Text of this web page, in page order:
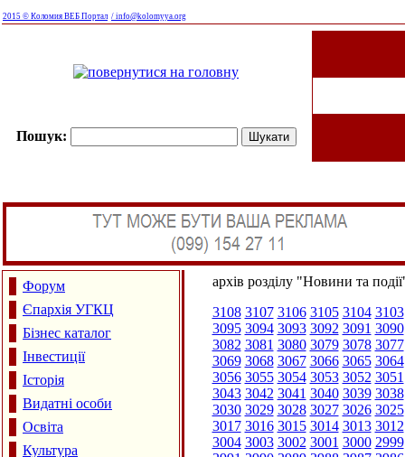
2015 © Коломия ВЕБ Портал / info@kolomyya.org
Пошук:
Форум
Єпархія УГКЦ
Бізнес каталог
Інвестиції
Історія
Видатні особи
Освіта
Культура
архів розділу "Новини та
3108 3107 3106 3105 3104 3103
3095 3094 3093 3092 3091 3090
3082 3081 3080 3079 3078 3077
3069 3068 3067 3066 3065 3064
3056 3055 3054 3053 3052 3051
3043 3042 3041 3040 3039 3038
3030 3029 3028 3027 3026 3025
3017 3016 3015 3014 3013 3012
3004 3003 3002 3001 3000 2999